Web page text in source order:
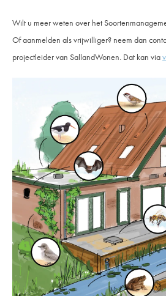
Wilt u meer weten over het
Of aanmelden als vrijwilliger? neem dan
projectleider van SallandWonen. Dat kan via